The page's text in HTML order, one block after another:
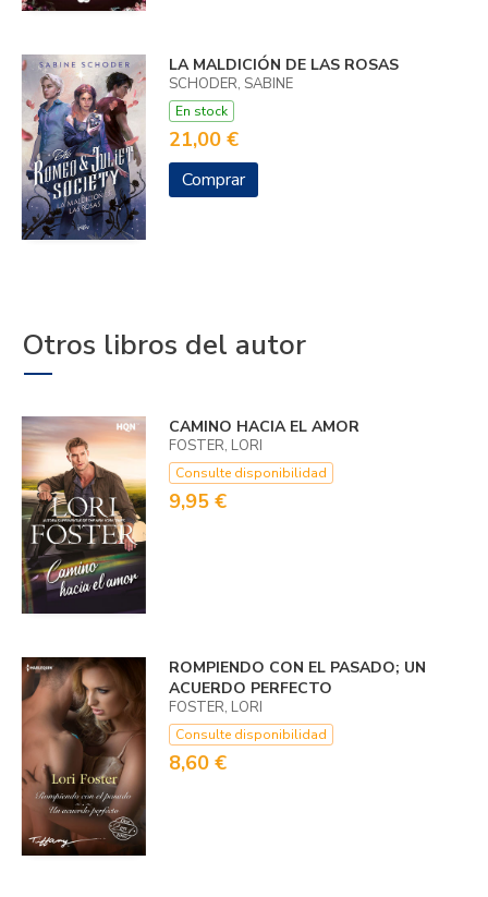
LA MALDICIÓN DE LAS ROSAS
SCHODER, SABINE
En stock
21,00 €
Comprar
Otros libros del autor
CAMINO HACIA EL AMOR
FOSTER, LORI
Consulte disponibilidad
9,95 €
ROMPIENDO CON EL PASADO; UN
ACUERDO PERFECTO
FOSTER, LORI
Consulte disponibilidad
8,60 €